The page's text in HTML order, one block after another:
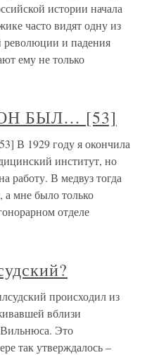
истории начала
часто видят одну из
и падения
ему не только
БЫЛ… [53]
1929 году я окончила
институт, но
работу. В медвуз тогда
а мне было только
отделе
происходил из
вблизи
Это
так утверждалось –